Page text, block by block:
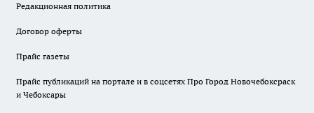
Редакционная политика
Договор оферты
Прайс газеты
Прайс публикаций на портале и в соцсетях Про Город Новочебоксраск
и Чебоксары